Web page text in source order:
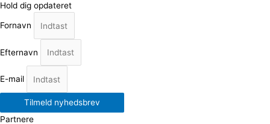
Hold dig opdateret
Fornavn
Efternavn
E-mail
Tilmeld nyhedsbrev
Partnere